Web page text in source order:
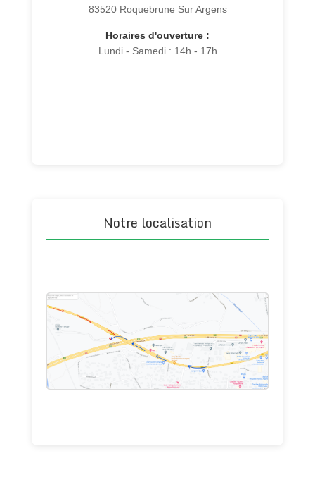
83520 Roquebrune Sur Argens
Horaires d'ouverture :
Lundi - Samedi : 14h - 17h
Notre localisation